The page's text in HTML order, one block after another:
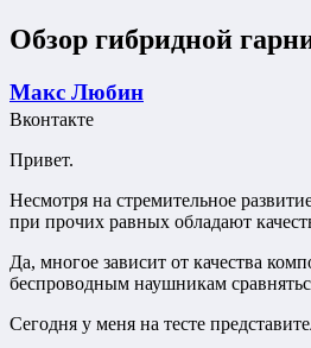
Обзор гибридной
Макс Любин
Вконтакте
Привет.
Несмотря на стремительное
при прочих равных обладают
Да, многое зависит от качества
беспроводным наушникам
Сегодня у меня на тесте